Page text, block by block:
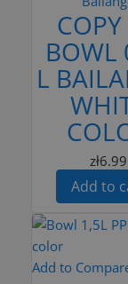
BOWL
L
zł6.99
Add to
Add to